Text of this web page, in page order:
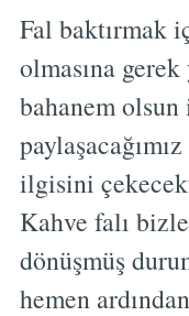
Fal baktırmak
olmasına
bahanem olsun
ilgisini
Kahve falı
dönüşmüş
hemen